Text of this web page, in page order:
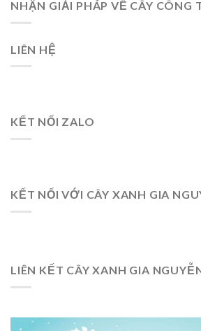
NHẬN GIẢI PHÁP VỀ CÂY CÔNG
LIÊN HỆ
KẾT NỐI ZALO
KẾT NỐI VỚI CÂY XANH GIA
LIÊN KẾT CÂY XANH GIA